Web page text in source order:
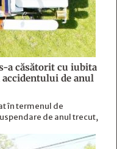
a căsătorit cu iubita
accidentului de anul
în termenul de
de anul trecut,